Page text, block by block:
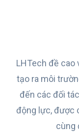
LHTech đề cao
tạo ra môi
đến các đối
động lực, được
cùng